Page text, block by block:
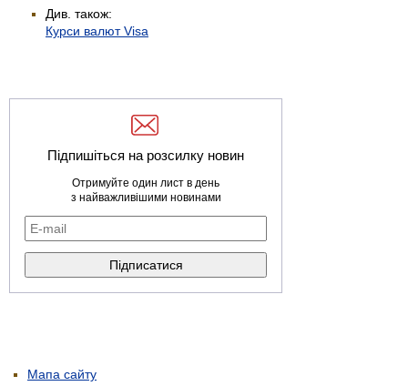
Див. також:
Курси валют Visa
Підпишіться на розсилку новин
Отримуйте один лист в день
з найважливішими новинами
Мапа сайту